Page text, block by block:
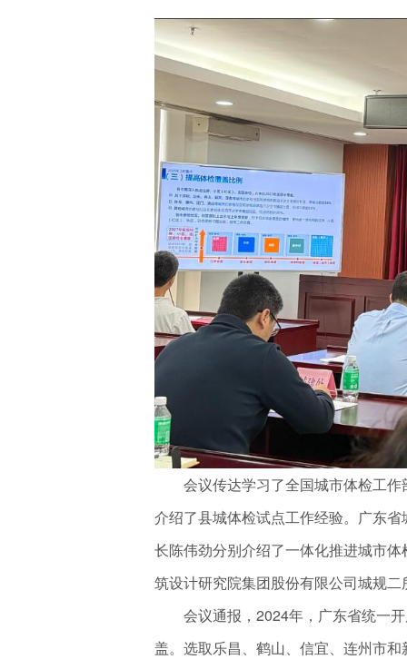
会议传达学习了全国城市体检工作
介绍了县城体检试点工作经验。广东
长陈伟劲分别介绍了一体化推进城市
筑设计研究院集团股份有限公司城规
会议通报，2024年，广东省统一开
盖。选取乐昌、鹤山、信宜、连州市